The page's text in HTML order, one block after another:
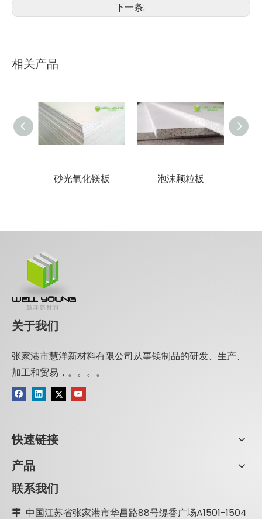
下一条:
相关产品
砂光氧化镁板 泡沫颗粒板
关于我们
张家港市慧洋新材料有限公司从事镁制品的研发、生产、
加工和贸易，。。。。
快速链接
产品
联系我们
 中国江苏省张家港市华昌路88号缇香广场A1501-1504